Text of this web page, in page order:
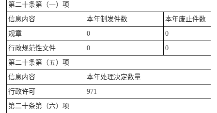
第二十条第（一）项
信息内容
本年制发件数
本年废止件数
规章
0
0
行政规范性文件
0
0
第二十条第（五）项
信息内容
本年处理决定数量
行政许可
971
第二十条第（六）项